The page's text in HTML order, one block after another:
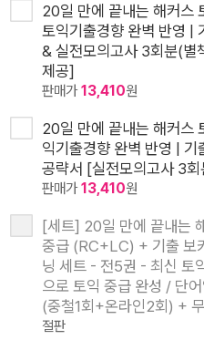
20일 만에 끝내는 해커
토익기출경향 완벽 반영 |
& 실전모의고사 3회분(
제공]
판매가13,410원
20일 만에 끝내는 해커
익기출경향 완벽 반영 |
공략서 [실전모의고사 3
판매가13,410원
[세트] 20일 만에 끝내는
중급 (RC+LC) + 기출 보
닝 세트 - 전5권 - 최신 토
으로 토익 중급 완성 / 단
(중철1회+온라인2회) +
절판